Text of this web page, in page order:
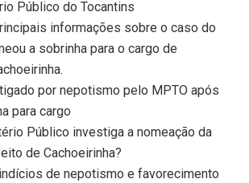
Público do Tocantins
informações sobre o caso do
a sobrinha para o cargo de
por nepotismo pelo MPTO após
para cargo
Público investiga a nomeação da
de Cachoeirinha?
de nepotismo e favorecimento